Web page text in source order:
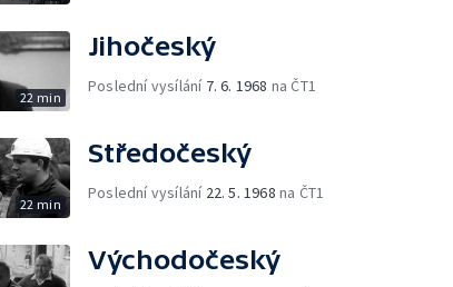
22 min
Jihočeský
Poslední vysílání 7. 6. 1968 na ČT1
22 min
Středočeský
Poslední vysílání 22. 5. 1968 na ČT1
Východočeský